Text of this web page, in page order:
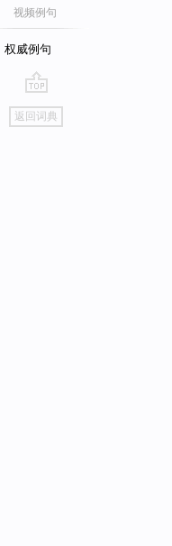
视频例句
权威例句
go
top
返回词典